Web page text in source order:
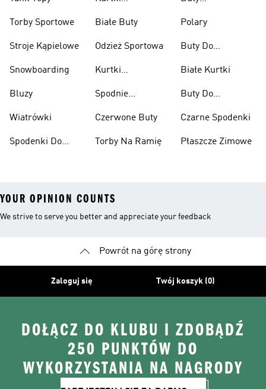
Torby Sportowe
Stroje Kąpielowe
Snowboarding
Bluzy
Wiatrówki
Spodenki Do
Białe Buty
Odzież Sportowa
Kurtki
Spodnie
Czerwone Buty
Torby Na Ramię
Polary
Buty Do
Ciężarów
Białe Kurtki
Buty Do
Czarne Spodenki
Płaszcze Zimowe
YOUR OPINION COUNTS
We strive to serve you better and appreciate your feedback
Powrót na górę strony
Zaloguj się Twój koszyk (0)
DOŁĄCZ DO KLUBU I ZDOBĄDŹ
250 PUNKTÓW DO
WYKORZYSTANIA NA NAGRODY